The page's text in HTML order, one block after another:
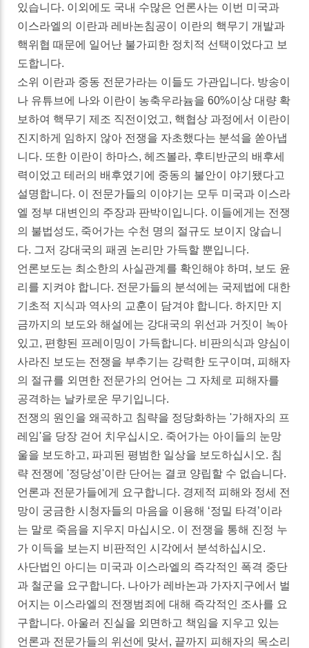
있습니다. 이외에도 국내 수많은 언론사는 이번 미국과
이스라엘의 이란과 레바논침공이 이란의 핵무기 개발과
핵위협 때문에 일어난 불가피한 정치적 선택이었다고 보
도합니다.
소위 이란과 중동 전문가라는 이들도 가관입니다. 방송이
나 유튜브에 나와 이란이 농축우라늄을 60%이상 대량 확
보하여 핵무기 제조 직전이었고, 핵협상 과정에서 이란이
진지하게 임하지 않아 전쟁을 자초했다는 분석을 쏟아냅
니다. 또한 이란이 하마스, 헤즈볼라, 후티반군의 배후세
력이었고 테러의 배후였기에 중동의 불안이 야기됐다고
설명합니다. 이 전문가들의 이야기는 모두 미국과 이스라
엘 정부 대변인의 주장과 판박이입니다. 이들에게는 전쟁
의 불법성도, 죽어가는 수천 명의 절규도 보이지 않습니
다. 그저 강대국의 패권 논리만 가득할 뿐입니다.
언론보도는 최소한의 사실관계를 확인해야 하며, 보도 윤
리를 지켜야 합니다. 전문가들의 분석에는 국제법에 대한
기초적 지식과 역사의 교훈이 담겨야 합니다. 하지만 지
금까지의 보도와 해설에는 강대국의 위선과 거짓이 녹아
있고, 편향된 프레이밍이 가득합니다. 비판의식과 양심이
사라진 보도는 전쟁을 부추기는 강력한 도구이며, 피해자
의 절규를 외면한 전문가의 언어는 그 자체로 피해자를
공격하는 날카로운 무기입니다.
전쟁의 원인을 왜곡하고 침략을 정당화하는 '가해자의 프
레임'을 당장 걷어 치우십시오. 죽어가는 아이들의 눈망
울을 보도하고, 파괴된 평범한 일상을 보도하십시오. 침
략 전쟁에 '정당성'이란 단어는 결코 양립할 수 없습니다.
언론과 전문가들에게 요구합니다. 경제적 피해와 정세 전
망이 궁금한 시청자들의 마음을 이용해 ‘정밀 타격’이라
는 말로 죽음을 지우지 마십시오. 이 전쟁을 통해 진정 누
가 이득을 보는지 비판적인 시각에서 분석하십시오.
사단법인 아디는 미국과 이스라엘의 즉각적인 폭격 중단
과 철군을 요구합니다. 나아가 레바논과 가자지구에서 벌
어지는 이스라엘의 전쟁범죄에 대해 즉각적인 조사를 요
구합니다. 아울러 진실을 외면하고 책임을 지우고 있는
언론과 전문가들의 위선에 맞서, 끝까지 피해자의 목소리